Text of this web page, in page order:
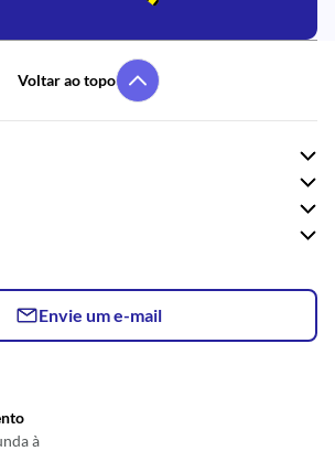
Voltar ao topo
Envie um e-mail
à